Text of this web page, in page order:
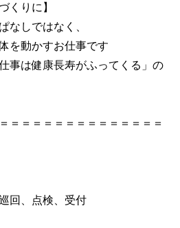
くりに】
なしではなく、
を動かすお仕事です
事は健康長寿がふってくる」の
＝＝＝＝＝＝＝＝＝＝＝＝＝＝
回、点検、受付